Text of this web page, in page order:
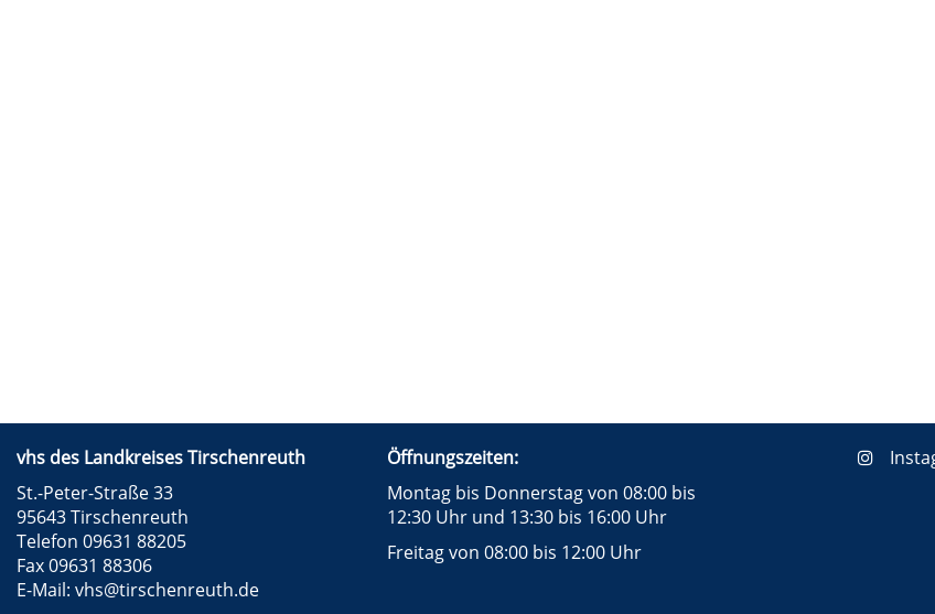
vhs des Landkreises Tirschenreuth
St.-Peter-Straße 33
95643 Tirschenreuth
Telefon 09631 88205
Fax 09631 88306
E-Mail: vhs@tirschenreuth.de
Öffnungszeiten:
Montag bis Donnerstag von 08:00 bis
12:30 Uhr und 13:30 bis 16:00 Uhr
Freitag von 08:00 bis 12:00 Uhr